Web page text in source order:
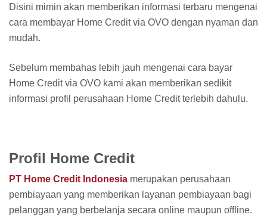
Disini mimin akan memberikan informasi terbaru mengenai
cara membayar Home Credit via OVO dengan nyaman dan
mudah.
Sebelum membahas lebih jauh mengenai cara bayar
Home Credit via OVO kami akan memberikan sedikit
informasi profil perusahaan Home Credit terlebih dahulu.
Profil Home Credit
PT Home Credit Indonesia merupakan perusahaan
pembiayaan yang memberikan layanan pembiayaan bagi
pelanggan yang berbelanja secara online maupun offline.